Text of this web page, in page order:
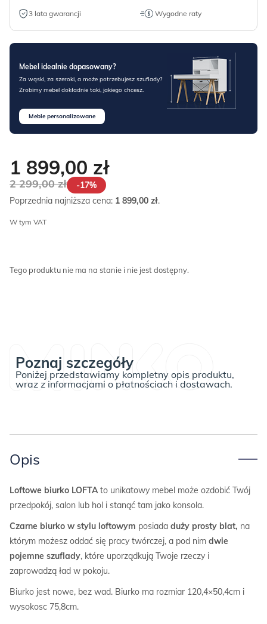
3 lata gwarancji Wygodne raty
Mebel idealnie dopasowany?
Za wąski, za szeroki, a może potrzebujesz szuflady?
Zrobimy mebel dokładnie taki, jakiego chcesz.
Meble personalizowane
1 899,00 zł
2 299,00zł
-17%
Poprzednia najniższa cena: 1 899,00 zł.
W tym VAT
Tego produktu nie ma na stanie i nie jest dostępny.
Poznaj szczegóły
Poniżej przedstawiamy kompletny opis produktu,
wraz z informacjami o płatnościach i dostawach.
Opis
Loftowe biurko LOFTAto unikatowy mebel może ozdobić Twój
przedpokój, salon lub hol i stanąć tam jako konsola.
Czarne biurko w stylu loftowym posiada duży prosty blat, na
którym możesz oddać się pracy twórczej, a pod nim dwie
pojemne szuflady, które uporządkują Twoje rzeczy i
zaprowadzą ład w pokoju.
Biurko jest nowe, bez wad. Biurko ma rozmiar 120,4×50,4cm i
wysokosc 75,8cm.